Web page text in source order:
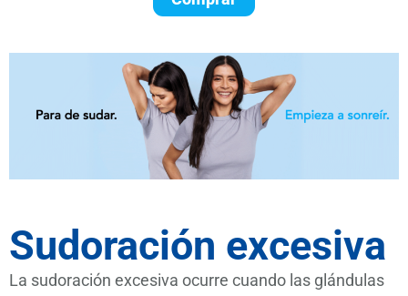
Sudoración excesiva
La sudoración excesiva ocurre cuando las glándulas